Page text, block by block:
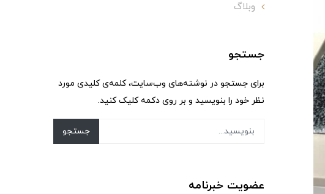
وبلاگ
جستجو
برای جستجو در نوشته‌های وب‌سایت، کلمه‌ی کلیدی مورد
نظر خود را بنویسید و بر روی دکمه کلیک کنید.
جستجو
عضویت خبرنامه